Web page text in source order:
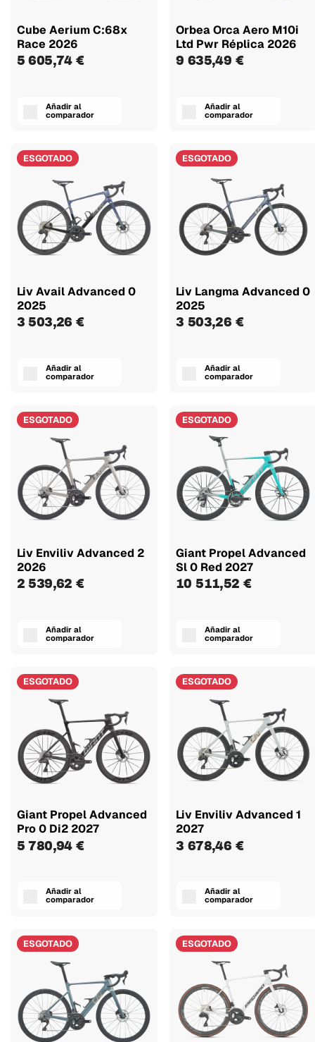
Cube Aerium C:68x
Race 2026
5 605,74 €
Añadir al
comparador
Orbea Orca Aero M10i
Ltd Pwr Réplica 2026
9 635,49 €
Añadir al
comparador
ESGOTADO
Liv Avail Advanced 0
2025
3 503,26 €
Añadir al
comparador
ESGOTADO
Liv Langma Advanced 0
2025
3 503,26 €
Añadir al
comparador
ESGOTADO
Liv Enviliv Advanced 2
2026
2 539,62 €
Añadir al
comparador
ESGOTADO
Giant Propel Advanced
Sl 0 Red 2027
10 511,52 €
Añadir al
comparador
ESGOTADO
Giant Propel Advanced
Pro 0 Di2 2027
5 780,94 €
Añadir al
comparador
ESGOTADO
Liv Enviliv Advanced 1
2027
3 678,46 €
Añadir al
comparador
ESGOTADO ESGOTADO